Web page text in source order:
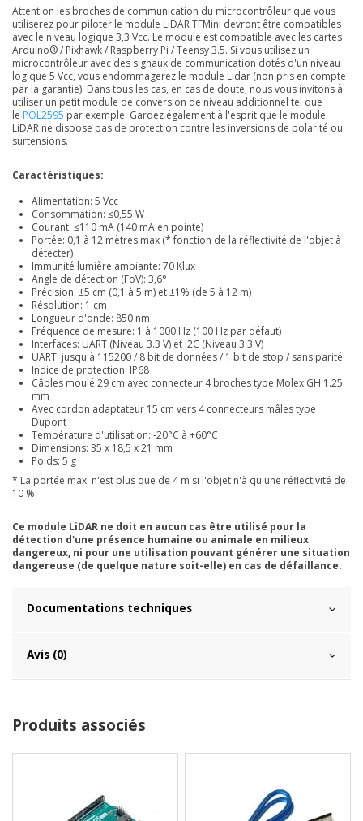
Attention les broches de communication du microcontrôleur que vous
utiliserez pour piloter le module LiDAR TFMini devront être compatibles
avec le niveau logique 3,3 Vcc. Le module est compatible avec les cartes
Arduino® / Pixhawk / Raspberry Pi / Teensy 3.5. Si vous utilisez un
microcontrôleur avec des signaux de communication dotés d'un niveau
logique 5 Vcc, vous endommagerez le module Lidar (non pris en compte
par la garantie). Dans tous les cas, en cas de doute, nous vous invitons à
utiliser un petit module de conversion de niveau additionnel tel que
le POL2595 par exemple. Gardez également à l'esprit que le module
LiDAR ne dispose pas de protection contre les inversions de polarité ou
surtensions.
Caractéristiques:
Alimentation: 5 Vcc
Consommation: ≤0,55 W
Courant: ≤110 mA (140 mA en pointe)
Portée: 0,1 à 12 mètres max (* fonction de la réflectivité de l'objet à
détecter)
Immunité lumière ambiante: 70 Klux
Angle de détection (FoV): 3,6°
Précision: ±5 cm (0,1 à 5 m) et ±1% (de 5 à 12 m)
Résolution: 1 cm
Longueur d'onde: 850 nm
Fréquence de mesure: 1 à 1000 Hz (100 Hz par défaut)
Interfaces: UART (Niveau 3.3 V) et I2C (Niveau 3.3 V)
UART: jusqu'à 115200 / 8 bit de données / 1 bit de stop / sans parité
Indice de protection: IP68
Câbles moulé 29 cm avec connecteur 4 broches type Molex GH 1.25
mm
Avec cordon adaptateur 15 cm vers 4 connecteurs mâles type
Dupont
Température d'utilisation: -20°C à +60°C
Dimensions: 35 x 18,5 x 21 mm
Poids: 5 g
* La portée max. n'est plus que de 4 m si l'objet n'à qu'une réflectivité de
10 %
Ce module LiDAR ne doit en aucun cas être utilisé pour la
détection d'une présence humaine ou animale en milieux
dangereux, ni pour une utilisation pouvant générer une situation
dangereuse (de quelque nature soit-elle) en cas de défaillance.
Documentations techniques
Avis (0)
Produits associés